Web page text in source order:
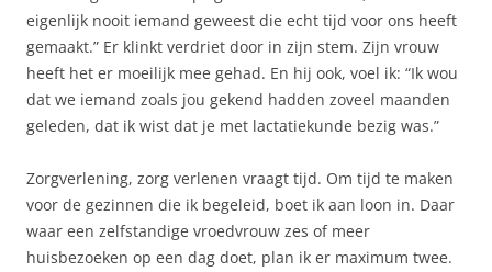
eigenlijk nooit iemand geweest die echt tijd voor ons heeft
gemaakt.” Er klinkt verdriet door in zijn stem. Zijn vrouw
heeft het er moeilijk mee gehad. En hij ook, voel ik: “Ik wou
dat we iemand zoals jou gekend hadden zoveel maanden
geleden, dat ik wist dat je met lactatiekunde bezig was.”
Zorgverlening, zorg verlenen vraagt tijd. Om tijd te maken
voor de gezinnen die ik begeleid, boet ik aan loon in. Daar
waar een zelfstandige vroedvrouw zes of meer
huisbezoeken op een dag doet, plan ik er maximum twee.